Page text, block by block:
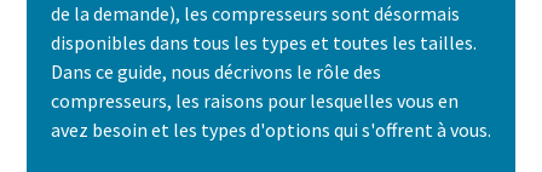
de la demande), les compresseurs sont désormais
disponibles dans tous les types et toutes les tailles.
Dans ce guide, nous décrivons le rôle des
compresseurs, les raisons pour lesquelles vous en
avez besoin et les types d'options qui s'offrent à vous.